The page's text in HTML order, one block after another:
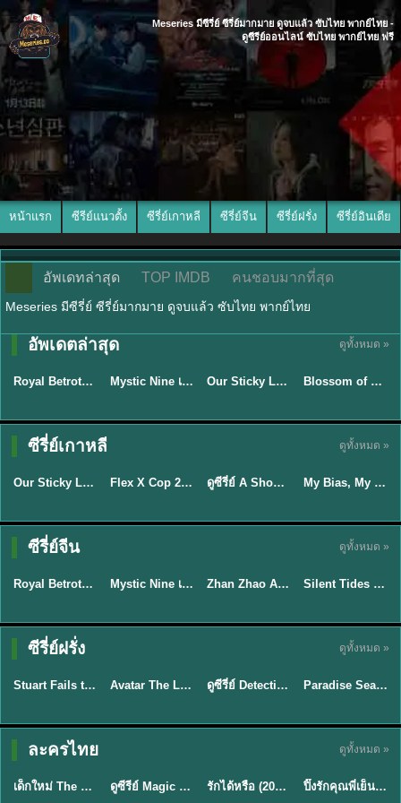
Meseries มีซีรี่ย์ ซีรี่ย์มากมาย ดูจบแล้ว ซับไทย พากย์ไทย -
ดูซีรีย์ออนไลน์ ซับไทย พากย์ไทย ฟรี
หน้าแรก ซีรีย์แนวตั้ง ซีรี่ย์เกาหลี ซีรี่ย์จีน ซีรี่ย์ฝรั่ง ซีรี่ย์อินเดีย
อัพเดทล่าสุด TOP IMDB คนชอบมากที่สุด
Meseries มีซีรี่ย์ ซีรี่ย์มากมาย ดูจบแล้ว ซับไทย พากย์ไทย
อัพเดตล่าสุด ดูทั้งหมด »
★9
ซับไทย
Royal Betrothal (2026) สัญญาวิวาห์แห่งราชวงศ์ พากย์ไทย ซับไทย EP1-32 ★9
พากย์ไทย/ซับ
Mystic Nine เก้าสกุล (2026) พากย์ไทย ซับไทย EP.1-30 ★6 Our Sticky Love รักติดหนึบ (2026) พากย์ไทย ซับไทย EP.1-12
ซับไทย
Blossom of Power (2026) บุหงาซ่อนคม พากย์ไทย ซับไทย EP1-36
ซีรี่ย์เกาหลี ดูทั้งหมด »
★6
ซับไทย
Our Sticky Love รักติดหนึบ (2026) พากย์ไทย ซับไทย EP.1-12 ★8 Flex X Cop 2 คุณชายสายสืบ ซีซั่น 2 (2026) พากย์ไทย ซับไทย EP.1-14 ★8 EP.16ดูซีรี่ย์ A Shop for Killers 2 ร้านลับนักฆ่า ซีซัน 2 (2026) ซับไทย-พากย์ไทย
ซับไทย
My Bias, My Boss เมื่อเมนฉันเป็นประธานบริษัท (2026) พากย์ไทย ซับไทย EP.1-12
ซีรี่ย์จีน ดูทั้งหมด »
★9
ซับไทย
Royal Betrothal (2026) สัญญาวิวาห์แห่งราชวงศ์ พากย์ไทย ซับไทย EP1-32 ★9 Mystic Nine เก้าสกุล (2026) พากย์ไทย ซับไทย EP.1-30 ★5 Zhan Zhao Adventures จั่นเจาตะลุยยุทธภพ (2026) พากย์ไทย ซับไทย EP.1-37 (จบ) ★9.5
พากย์ไทย
Silent Tides คลื่นลมลวง (2025) พากย์ไทย ซับไทย EP.1-31
ซีรี่ย์ฝรั่ง ดูทั้งหมด »
★9.3
พากย์ไทย
Stuart Fails to Save the Universe สจ๊วตล่มแผนกู้จักรวาล (2026) พากย์ไทย ซับไทย EP.1-10 ★7.8 EP.7Avatar The Last Airbender 2 เณรน้อยเจ้าอภินิหาร พากย์ไทย EP.9ดูซีรี่ย์ Detective Hole (2026) พากย์ไทย HD ฟรี อัปเดตล่าสุด Netflix EP.8
พากย์ไทย
Paradise Season 2 (2026) พากย์ไทย EP1-8 ดูซีรี่ย์ฝรั่ง HD ครบทุกตอน
ละครไทย ดูทั้งหมด »
★ 8 EP.6
พากย์ไทย
เด็กใหม่ The Reset 2026 EP1-6 พากย์ไทย ดูซีรี่ย์ Netflix ล่าสุด HD ดูซีรีย์ Magic Move (2026) ทำนายทายรัก Thai EP.1-10 HD รักได้หรือ (2026) YOUNG Let's Begin Again พากย์ไทย EP.1-19 ★8
พากย์ไทย
ปิ๊งรักคุณพี่เย็นชา (2026) Frozen Valentine EP.1-10 (จบ)